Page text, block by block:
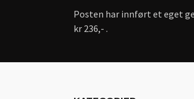
Posten har innført et eget
kr 236,- .